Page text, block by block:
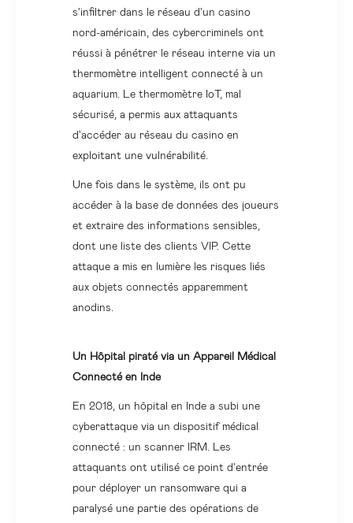
s'infiltrer dans le réseau d'un casino
nord-américain, des cybercriminels ont
réussi à pénétrer le réseau interne via un
thermomètre intelligent connecté à un
aquarium. Le thermomètre IoT, mal
sécurisé, a permis aux attaquants
d'accéder au réseau du casino en
exploitant une vulnérabilité.
Une fois dans le système, ils ont pu
accéder à la base de données des joueurs
et extraire des informations sensibles,
dont une liste des clients VIP. Cette
attaque a mis en lumière les risques liés
aux objets connectés apparemment
anodins.
Un Hôpital piraté via un Appareil Médical
Connecté en Inde
En 2018, un hôpital en Inde a subi une
cyberattaque via un dispositif médical
connecté : un scanner IRM. Les
attaquants ont utilisé ce point d'entrée
pour déployer un ransomware qui a
paralysé une partie des opérations de